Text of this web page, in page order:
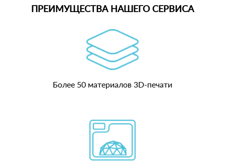
ПРЕИМУЩЕСТВА НАШЕГО СЕРВИСА
Более 50 материалов 3D-печати